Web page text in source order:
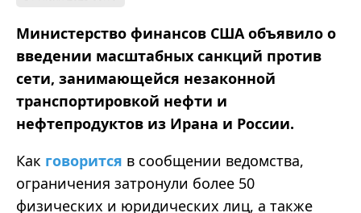
Министерство финансов США объявило о
введении масштабных санкций против
сети, занимающейся незаконной
транспортировкой нефти и
нефтепродуктов из Ирана и России.
Как говорится в сообщении ведомства,
ограничения затронули более 50
физических и юридических лиц, а также